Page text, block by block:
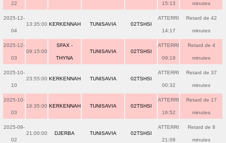
22 15:13 minutes
2025-12-
04
13:35:00 KERKENNAH TUNISAVIA 02TSHSI
ATTERRI
14:17
Retard de 42
minutes
2025-12-
03
09:15:00
SFAX -
THYNA
TUNISAVIA 02TSHSI
ATTERRI
09:19
Retard de 4
minutes
2025-10-
10
23:55:00 KERKENNAH TUNISAVIA 02TSHSI
ATTERRI
00:32
Retard de 37
minutes
2025-10-
03
16:35:00 KERKENNAH TUNISAVIA 02TSHSI
ATTERRI
16:52
Retard de 17
minutes
2025-09-
02
21:00:00 DJERBA TUNISAVIA 02TSHSI
ATTERRI
21:08
Retard de 8
minutes